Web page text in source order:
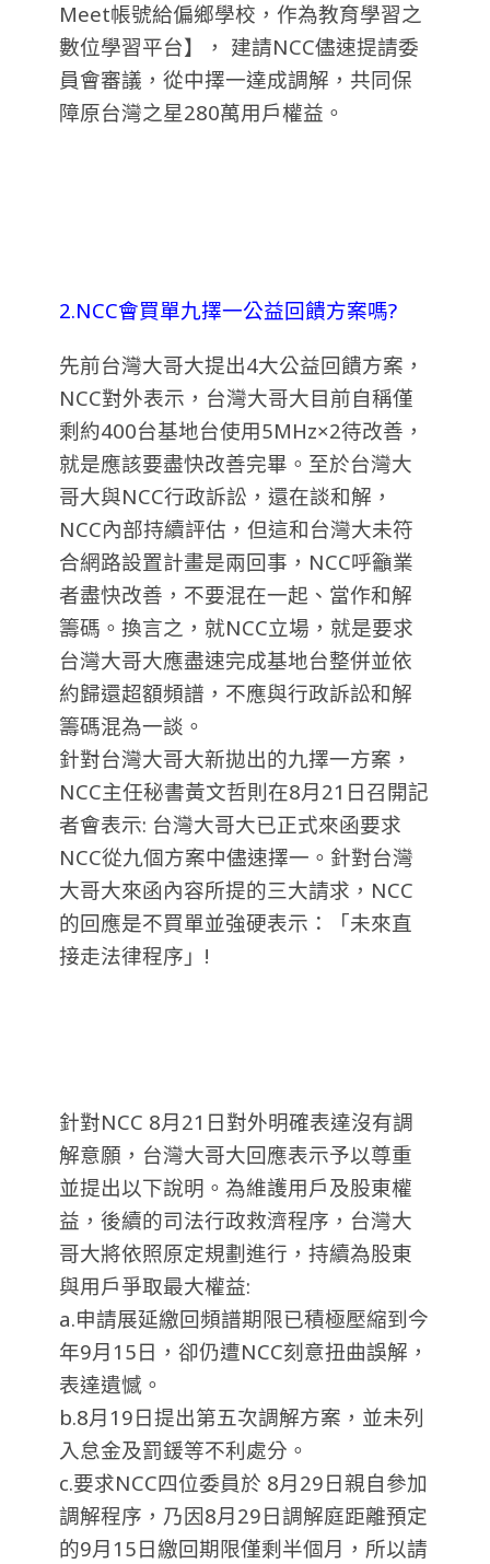
Meet帳號給偏鄉學校，作為教育學習之
數位學習平台】， 建請NCC儘速提請委
員會審議，從中擇一達成調解，共同保
障原台灣之星280萬用戶權益。
2.NCC會買單九擇一公益回饋方案嗎?
先前台灣大哥大提出4大公益回饋方案，
NCC對外表示，台灣大哥大目前自稱僅
剩約400台基地台使用5MHz×2待改善，
就是應該要盡快改善完畢。至於台灣大
哥大與NCC行政訴訟，還在談和解，
NCC內部持續評估，但這和台灣大未符
合網路設置計畫是兩回事，NCC呼籲業
者盡快改善，不要混在一起、當作和解
籌碼。換言之，就NCC立場，就是要求
台灣大哥大應盡速完成基地台整併並依
約歸還超額頻譜，不應與行政訴訟和解
籌碼混為一談。
針對台灣大哥大新拋出的九擇一方案，
NCC主任秘書黃文哲則在8月21日召開記
者會表示: 台灣大哥大已正式來函要求
NCC從九個方案中儘速擇一。針對台灣
大哥大來函內容所提的三大請求，NCC
的回應是不買單並強硬表示：「未來直
接走法律程序」!
針對NCC 8月21 日對外明確表達沒有調
解意願，台灣大哥大回應表示予以尊重
並提出以下說明。為維護用戶及股東權
益， 後續的司法行政救濟程序，台灣大
哥大將依照原定規劃進行， 持續為股東
與用戶爭取最大權益:
a.申請展延繳回頻譜期限已積極壓縮到今
年9月15日，卻仍遭NCC刻意扭曲誤解，
表達遺憾。
b.8月19日提出第五次調解方案，並未列
入怠金及罰鍰等不利處分。
c.要求NCC四位委員於 8月29日親自參加
調解程序，乃因8月29日調解庭距離預定
的9月15日繳回期限僅剩半個月，所以請